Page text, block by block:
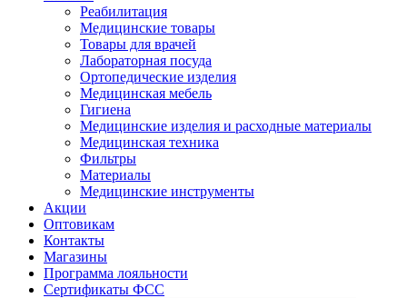
Реабилитация
Медицинские товары
Товары для врачей
Лабораторная посуда
Ортопедические изделия
Медицинская мебель
Гигиена
Медицинские изделия и расходные материалы
Медицинская техника
Фильтры
Материалы
Медицинские инструменты
Акции
Оптовикам
Контакты
Магазины
Программа лояльности
Сертификаты ФСС